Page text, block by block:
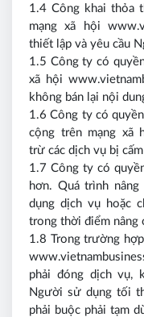
1.4 Công khai thỏa
mạng xã hội
thiết lập và yêu cầu
1.5 Công ty có
xã hội
không bán lại nội
1.6 Công ty có
cộng trên mạng xã
trừ các dịch vụ bị
1.7 Công ty có
hơn. Quá trình
dụng dịch vụ hoặc
trong thời điểm nâng
1.8 Trong trường
phải đóng dịch vụ,
Người sử dụng tối
phải buộc phải tạm